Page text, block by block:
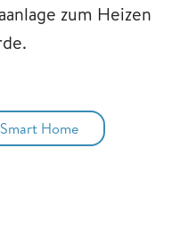
zum Heizen
Smart Home